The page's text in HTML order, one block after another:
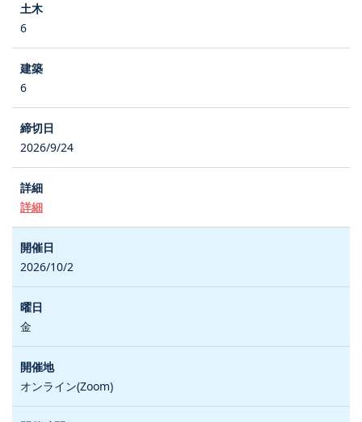
6
6
2026/9/24
詳細
2026/10/2
金
オンライン(Zoom)